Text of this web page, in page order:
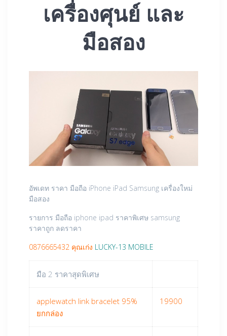
เครื่องศุนย์ และ
มือสอง
อัพเดท ราคา มือถือ iPhone iPad Samsung เครื่องใหม่
มือสอง
รายการ มือถือ iphone ipad ราคาพิเศษ samsung
ราคาถูก ลดราคา
0876665432 คุณเก่ง LUCKY-13 MOBILE
มือ 2 ราคาสุดพิเศษ
applewatch link bracelet 95%
ยกกล่อง
19900